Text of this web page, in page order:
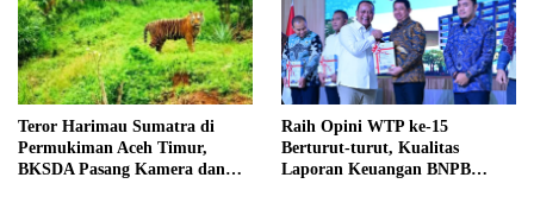
Teror Harimau Sumatra di
Permukiman Aceh Timur,
BKSDA Pasang Kamera dan
Raih Opini WTP ke-15
Berturut-turut, Kualitas
Laporan Keuangan BNPB